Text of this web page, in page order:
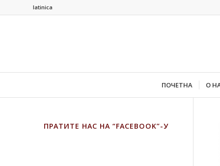
latinica
ПОЧЕТНА О
ПРАТИТЕ НАС НА “FACEBOOK”-У